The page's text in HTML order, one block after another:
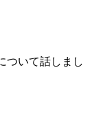
いて話しまし